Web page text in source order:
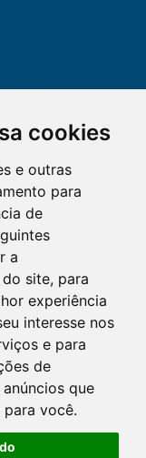
cookies
e outras
para
de
a
site, para
experiência
interesse nos
e para
de
que
para você.